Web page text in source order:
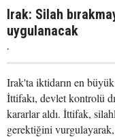
Irak: Silah
uygulanacak
.
Irak'ta iktidarın en
İttifakı, devlet kontrolü
kararlar aldı. İttifak,
gerektiğini